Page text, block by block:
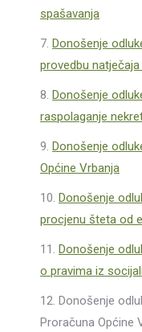
spašavanja
7. Donošenje
provedbu
8. Donošenje
raspolaganje
9. Donošenje
Općine Vrbanja
10. Donošenje
procjenu šteta od
11. Donošenje
o pravima iz
12. Donošenje
Proračuna Općine